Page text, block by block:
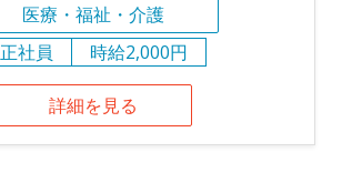
医療・福祉・介護
正社員
時給2,000円
詳細を見る